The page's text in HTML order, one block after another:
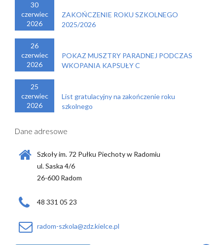
30
czerwiec
2026
ZAKOŃCZENIE ROKU SZKOLNEGO
2025/2026
26
czerwiec
2026
POKAZ MUSZTRY PARADNEJ PODCZAS
WKOPANIA KAPSUŁY C
25
czerwiec
2026
List gratulacyjny na zakończenie roku
szkolnego
Dane adresowe
Szkoły im. 72 Pułku Piechoty w Radomiu
ul. Saska 4/6
26-600 Radom
48 331 05 23
radom-szkola@zdz.kielce.pl